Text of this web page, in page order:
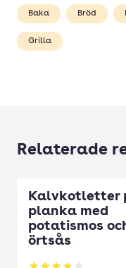
Baka Bröd
Grilla
Relaterade
Kalvkotletter
planka med
potatismos
örtsås